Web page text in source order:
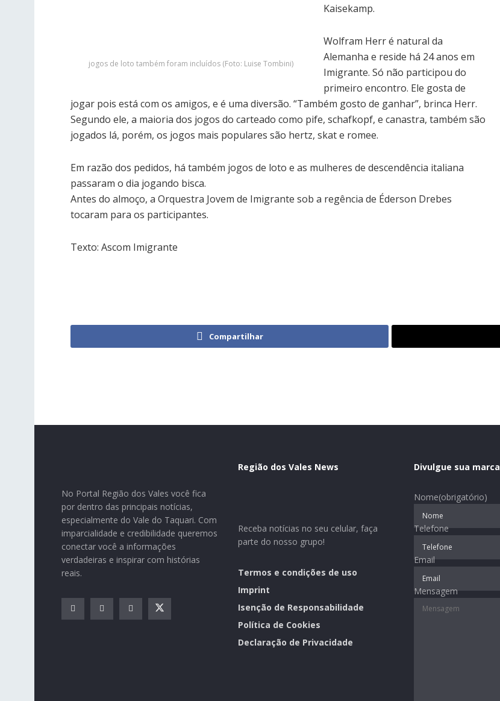
jogos de loto também foram incluídos (Foto: Luise Tombini)
Kaisekamp.
Wolfram Herr é natural da
Alemanha e reside há 24 anos em
Imigrante. Só não participou do
primeiro encontro. Ele gosta de
jogar pois está com os amigos, e é uma diversão. “Também gosto de ganhar”, brinca Herr.
Segundo ele, a maioria dos jogos do carteado como pife, schafkopf, e canastra, também são
jogados lá, porém, os jogos mais populares são hertz, skat e romee.
Em razão dos pedidos, há também jogos de loto e as mulheres de descendência italiana
passaram o dia jogando bisca.
Antes do almoço, a Orquestra Jovem de Imigrante sob a regência de Éderson Drebes
tocaram para os participantes.
Texto: Ascom Imigrante
Compartilhar
No Portal Região dos Vales você fica
por dentro das principais notícias,
especialmente do Vale do Taquari. Com
imparcialidade e credibilidade queremos
conectar você a informações
verdadeiras e inspirar com histórias
reais.
Região dos Vales News
Receba notícias no seu celular, faça
parte do nosso grupo!
Termos e condições de uso
Imprint
Isenção de Responsabilidade
Política de Cookies
Declaração de Privacidade
Divulgue sua marca
Nome(obrigatório)
Telefone
Email
Mensagem